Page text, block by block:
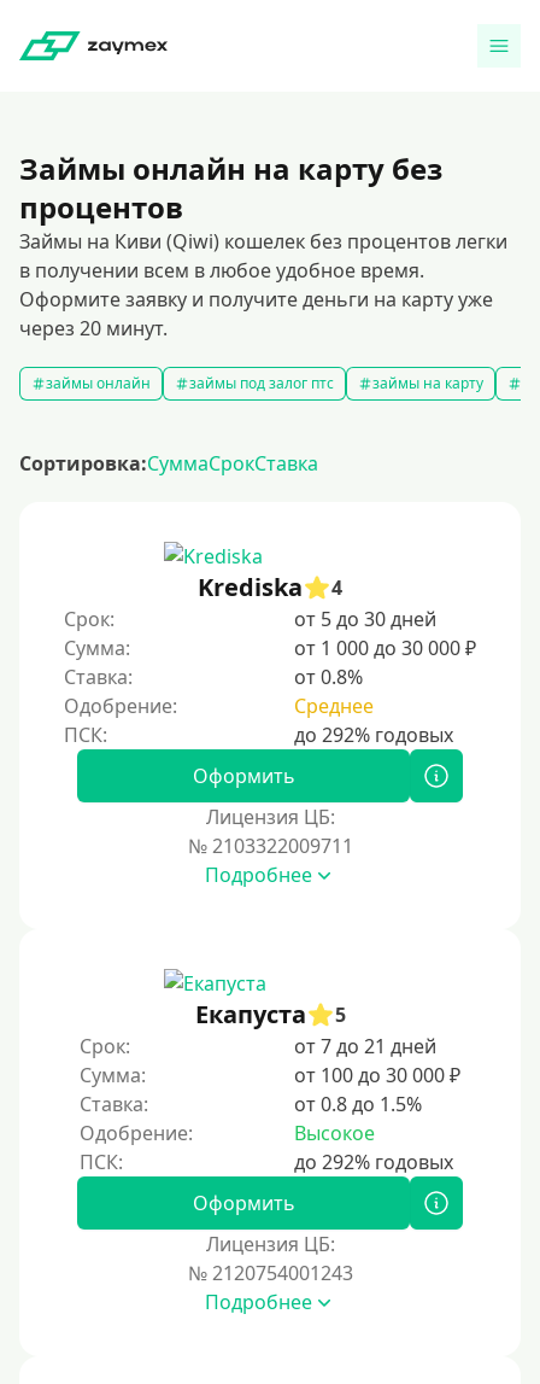
Займы онлайн на карту без
процентов
Займы на Киви (Qiwi) кошелек без процентов легки
в получении всем в любое удобное время.
Оформите заявку и получите деньги на карту уже
через 20 минут.
займы онлайн займы под залог птс займы на карту
Сортировка:СуммаСрокСтавка
Krediska
4
Срок:
от 5 до 30 дней
Сумма:
от 1 000 до 30 000 ₽
Ставка:
от 0.8%
Одобрение:
Среднее
Оформить
Лицензия ЦБ:
№ 2103322009711
Подробнее
Екапуста
5
Срок:
от 7 до 21 дней
Сумма:
от 100 до 30 000 ₽
Ставка:
от 0.8 до 1.5%
Одобрение:
Высокое
Оформить
Лицензия ЦБ:
№ 2120754001243
Подробнее